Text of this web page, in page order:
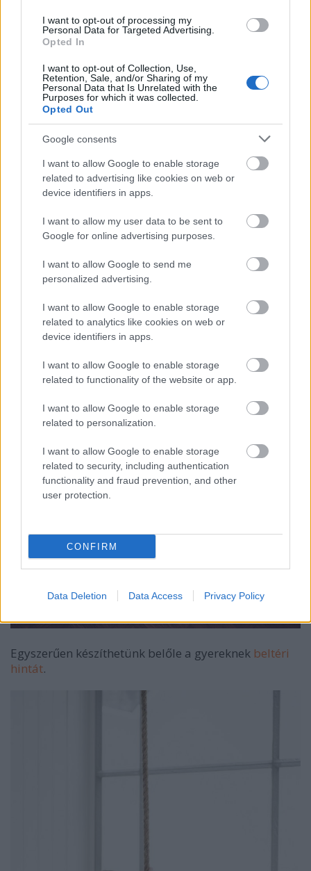
I want to opt-out of processing my
Personal Data for Targeted Advertising.
Opted In
I want to opt-out of Collection, Use,
Retention, Sale, and/or Sharing of my
Personal Data that Is Unrelated with the
Purposes for which it was collected.
Opted Out
Google consents
I want to allow Google to enable storage
related to advertising like cookies on web or
device identifiers in apps.
I want to allow my user data to be sent to
Google for online advertising purposes.
I want to allow Google to send me
personalized advertising.
I want to allow Google to enable storage
related to analytics like cookies on web or
device identifiers in apps.
I want to allow Google to enable storage
related to functionality of the website or app.
I want to allow Google to enable storage
related to personalization.
I want to allow Google to enable storage
related to security, including authentication
functionality and fraud prevention, and other
user protection.
CONFIRM
Data Deletion Data Access Privacy Policy
Lehet belőle rajzasztalka, ülőkével egyben
Egyszerűen készíthetünk belőle a gyereknek beltéri
hintát.